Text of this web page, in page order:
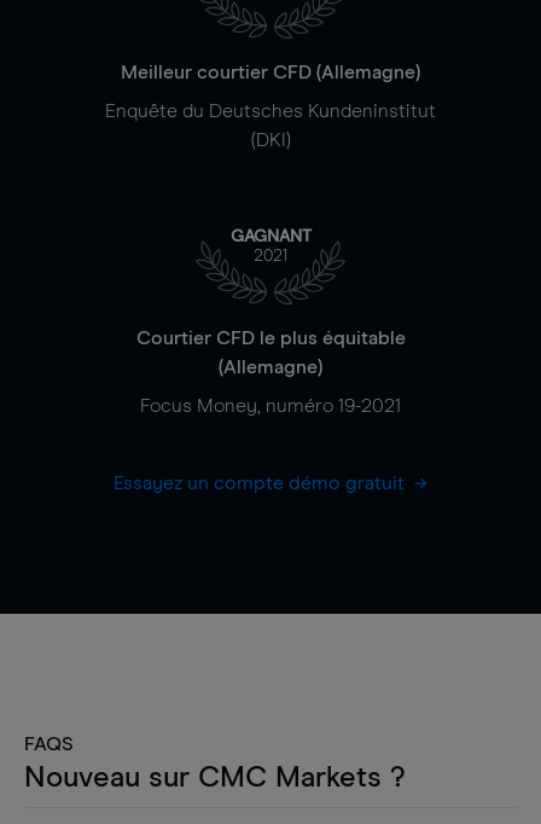
Meilleur courtier CFD (Allemagne)
Enquête du Deutsches Kundeninstitut
(DKI)
GAGNANT
2021
Courtier CFD le plus équitable
(Allemagne)
Focus Money, numéro 19-2021
Essayez un compte démo gratuit
FAQS
Nouveau sur CMC Markets ?